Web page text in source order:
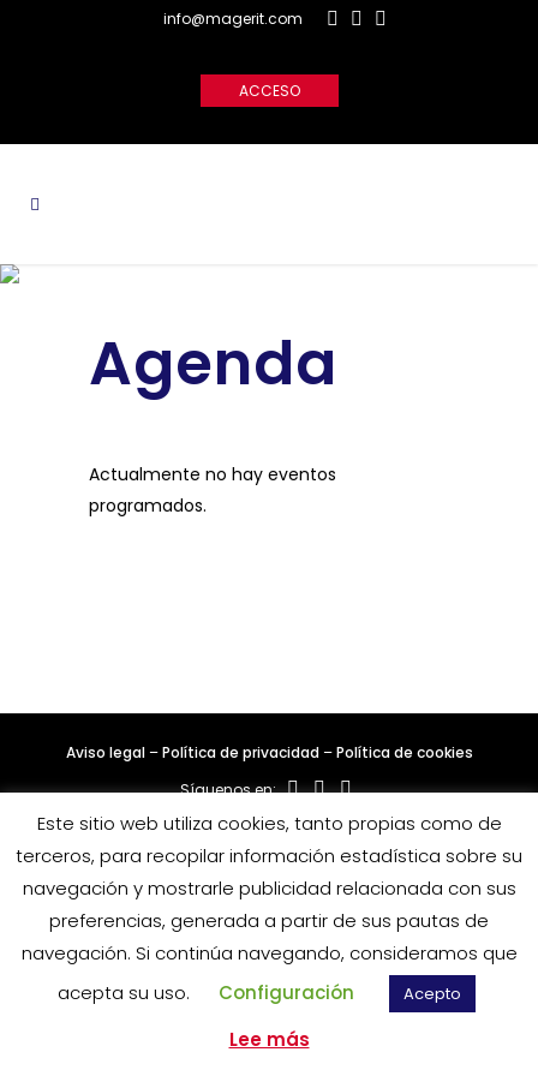
info@magerit.com
ACCESO
Agenda
Actualmente no hay eventos
programados.
Aviso legal–Política de privacidad–Política de cookies
Síguenos en:
Este sitio web utiliza cookies, tanto propias como de
terceros, para recopilar información estadística sobre su
navegación y mostrarle publicidad relacionada con sus
preferencias, generada a partir de sus pautas de
navegación. Si continúa navegando, consideramos que
acepta su uso.
Configuración Acepto
Lee más